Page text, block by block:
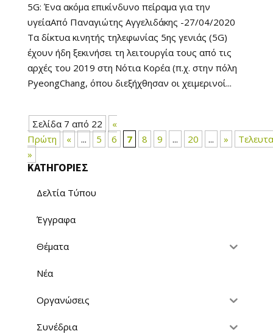
5G: Ένα ακόμα επικίνδυνο πείραμα για την
υγείαΑπό Παναγιώτης Αγγελιδάκης -27/04/2020
Τα δίκτυα κινητής τηλεφωνίας 5ης γενιάς (5G)
έχουν ήδη ξεκινήσει τη λειτουργία τους από τις
αρχές του 2019 στη Νότια Κορέα (π.χ. στην πόλη
PyeongChang, όπου διεξήχθησαν οι χειμερινοί...
Σελίδα 7 από 22
«
Πρώτη
« ... 5 6 7 8 9 ... 20 ... »
»
ΚΑΤΗΓΟΡΙΕΣ
Δελτία Τύπου
Έγγραφα
Θέματα
Νέα
Οργανώσεις
Συνέδρια